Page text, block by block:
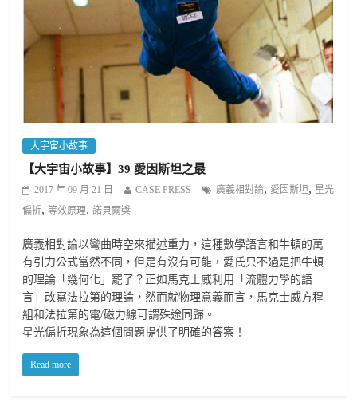
大宇宙小故事
【大宇宙小故事】39 愛因斯坦之最
2017 年 09 月 21 日 CASE PRESS 廣義相對論, 愛因斯坦, 星光
偏折,等效原理,諾貝爾獎
廣義相對論以彎曲時空來描述重力，這種數學語言和牛頓的萬
有引力公式當然不同，但是有沒有可能，愛氏只不過是把牛頓
的理論「幾何化」罷了？正如馬克士威利用「流體力學的語
言」改寫法拉第的理論，然而就物理意義而言，馬克士威方程
組和法拉第的電/磁力線可謂殊途同歸。
星光偏折現象為這個問題提供了明確的答案！
Read more